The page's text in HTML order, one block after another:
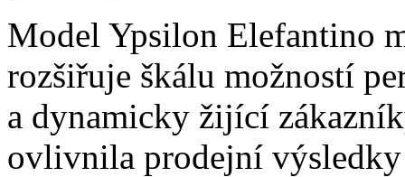
Model Ypsilon Elefantino
rozšiřuje škálu možností
a dynamicky žijící
ovlivnila prodejní